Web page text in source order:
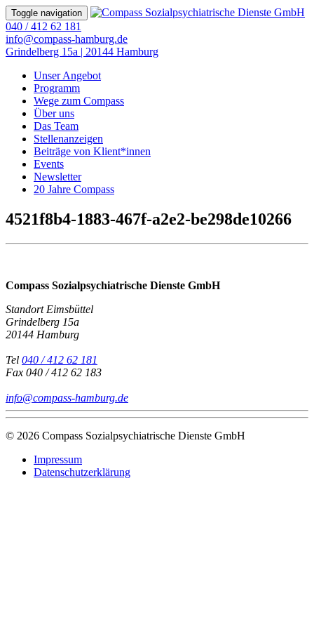
Toggle navigation
040 / 412 62 181
info@compass-hamburg.de
Grindelberg 15a | 20144 Hamburg
Unser Angebot
Programm
Wege zum Compass
Über uns
Das Team
Stellenanzeigen
Beiträge von Klient*innen
Events
Newsletter
20 Jahre Compass
4521f8b4-1883-467f-a2e2-be298de10266
Compass Sozialpsychiatrische Dienste GmbH
Standort Eimsbüttel
Grindelberg 15a
20144 Hamburg
Tel 040 / 412 62 181
Fax 040 / 412 62 183
info@compass-hamburg.de
© 2026 Compass Sozialpsychiatrische Dienste GmbH
Impressum
Datenschutzerklärung